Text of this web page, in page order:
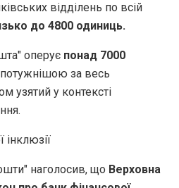
відділень по всій
до 4800 одиниць.
оперує понад 7000
потужнішою за весь
узятий у контексті
інклюзії
наголосив, що Верховна